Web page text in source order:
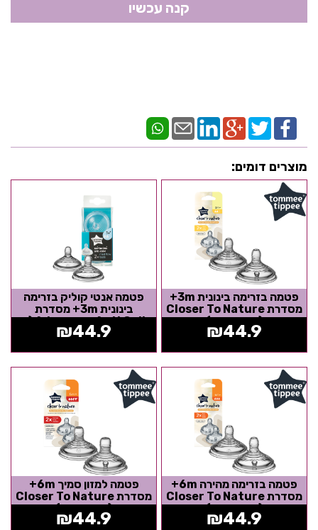
מוצרים דומים:
פטמה בזרימה בינונית 3m+
מסדרת Closer To Nature
(זוג במארז)
₪44.9
פטמה אנטי קוליק בזרימה
בינונית 3m+ מסדרת
Advances Anti Colic (זוג
במארז)₪44.9
פטמה בזרימה מהירה 6m+
מסדרת Closer To Nature
(זוג במארז)
₪44.9
פטמה למזון סמיך 6m+
מסדרת Closer To Nature
(זוג במארז)
₪44.9